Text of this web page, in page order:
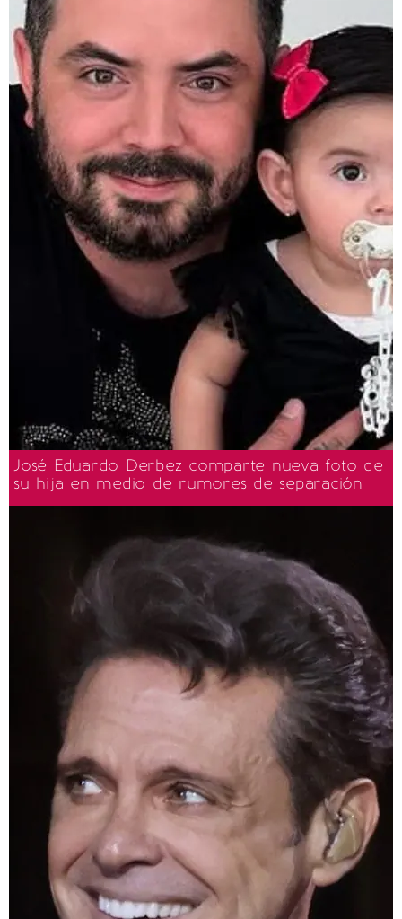
José Eduardo Derbez comparte nueva foto de
su hija en medio de rumores de separación